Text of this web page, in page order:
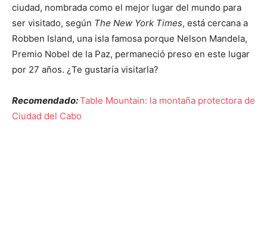
ciudad, nombrada como el mejor lugar del mundo para
ser visitado, según The New York Times, está cercana a
Robben Island, una isla famosa porque Nelson Mandela,
Premio Nobel de la Paz, permaneció preso en este lugar
por 27 años. ¿Te gustaría visitarla?
Recomendado:Table Mountain: la montaña protectora de
Ciudad del Cabo